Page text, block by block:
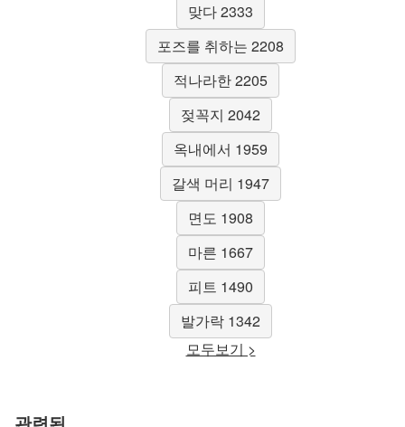
맞다 2333
포즈를 취하는 2208
적나라한 2205
젖꼭지 2042
옥내에서 1959
갈색 머리 1947
면도 1908
마른 1667
피트 1490
발가락 1342
모두보기 >